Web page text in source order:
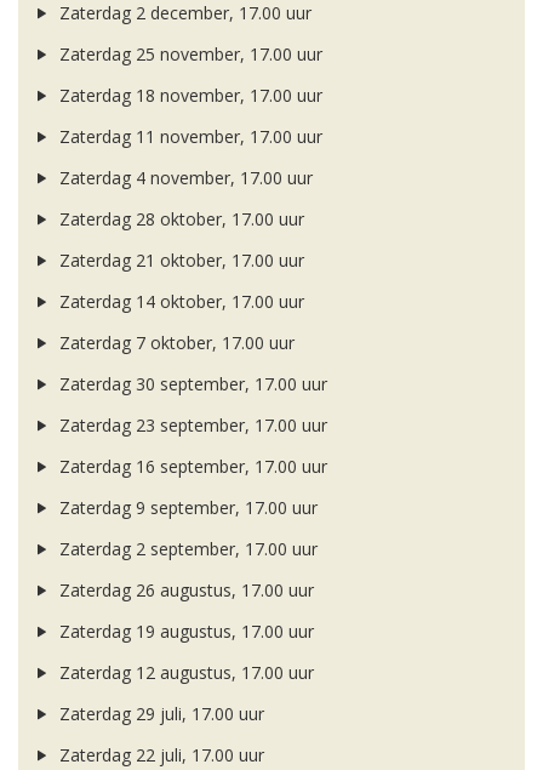
Zaterdag 2 december, 17.00 uur
Zaterdag 25 november, 17.00 uur
Zaterdag 18 november, 17.00 uur
Zaterdag 11 november, 17.00 uur
Zaterdag 4 november, 17.00 uur
Zaterdag 28 oktober, 17.00 uur
Zaterdag 21 oktober, 17.00 uur
Zaterdag 14 oktober, 17.00 uur
Zaterdag 7 oktober, 17.00 uur
Zaterdag 30 september, 17.00 uur
Zaterdag 23 september, 17.00 uur
Zaterdag 16 september, 17.00 uur
Zaterdag 9 september, 17.00 uur
Zaterdag 2 september, 17.00 uur
Zaterdag 26 augustus, 17.00 uur
Zaterdag 19 augustus, 17.00 uur
Zaterdag 12 augustus, 17.00 uur
Zaterdag 29 juli, 17.00 uur
Zaterdag 22 juli, 17.00 uur